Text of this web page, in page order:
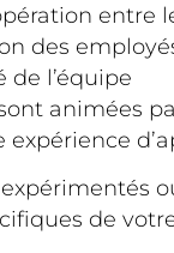
entre
des
de l’équipe
animées
de